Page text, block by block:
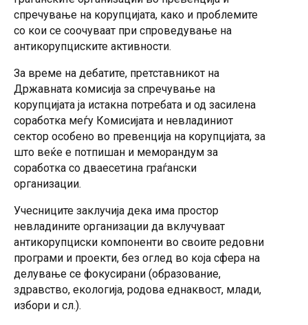
спречување на корупцијата, како и проблемите
со кои се соочуваат при спроведување на
антикорупциските активности.
За време на дебатите, претставникот на
Државната комисија за спречување на
корупцијата ја истакна потребата и од засилена
соработка меѓу Комисијата и невладиниот
сектор особено во превенција на корупцијата, за
што веќе е потпишан и меморандум за
соработка со дваесетина граѓански
организации.
Учесниците заклучија дека има простор
невладините организации да вклучуваат
антикорупциски компоненти во своите редовни
програми и проекти, без оглед во која сфера на
делување се фокусирани (образование,
здравство, екологија, родова еднаквост, млади,
избори и сл.).